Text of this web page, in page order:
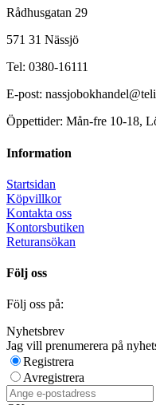
Rådhusgatan 29
571 31 Nässjö
Tel: 0380-16111
E-post:
Öppettider: Mån-fre 10-18,
Information
Startsidan
Köpvillkor
Kontakta oss
Kontorsbutiken
Returansökan
Följ oss
Följ oss på:
Nyhetsbrev
Jag vill prenumerera på
Registrera
Avregistrera